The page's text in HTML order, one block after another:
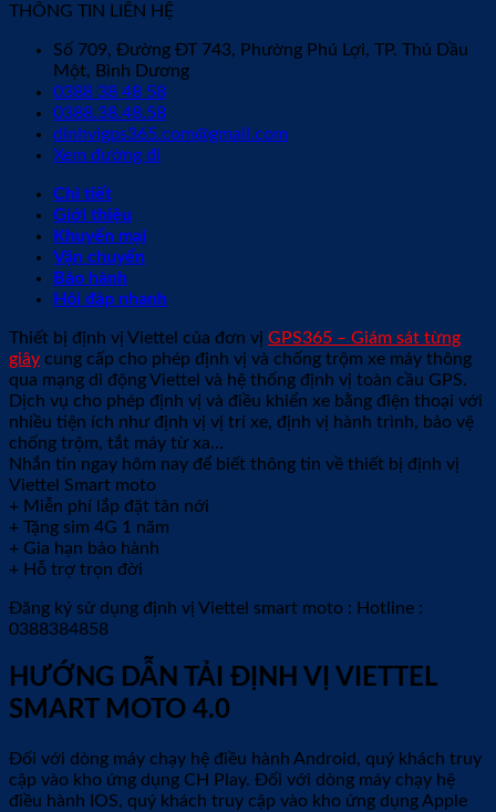
THÔNG TIN LIÊN HỆ
Số 709, Đường ĐT 743, Phường Phú Lợi, TP. Thủ Dầu
Một, Bình Dương
0388 38 48 58
0388.38.48.58
dinhvigps365.com@gmail.com
Xem đường đi
Chi tiết
Giới thiệu
Khuyến mại
Vận chuyển
Bảo hành
Hỏi đáp nhanh
Thiết bị định vị Viettel của đơn vị GPS365 – Giám sát từng
giây cung cấp cho phép định vị và chống trộm xe máy thông
qua mạng di động Viettel và hệ thống định vị toàn cầu GPS.
Dịch vụ cho phép định vị và điều khiển xe bằng điện thoại với
nhiều tiện ích như định vị vị trí xe, định vị hành trình, bảo vệ
chống trộm, tắt máy từ xa…
Nhắn tin ngay hôm nay để biết thông tin về thiết bị định vị
Viettel Smart moto
+ Miễn phí lắp đặt tân nới
+ Tặng sim 4G 1 năm
+ Gia hạn bảo hành
+ Hỗ trợ trọn đời
Đăng ký sử dụng định vị Viettel smart moto : Hotline :
0388384858
HƯỚNG DẪN TẢI ĐỊNH VỊ VIETTEL
SMART MOTO 4.0
Đối với dòng máy chạy hệ điều hành Android, quý khách truy
cập vào kho ứng dụng CH Play. Đối với dòng máy chạy hệ
điều hành IOS, quý khách truy cập vào kho ứng dụng Apple